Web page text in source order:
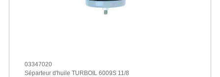
03347020
Séparteur d'huile TURBOIL 6009S 11/8